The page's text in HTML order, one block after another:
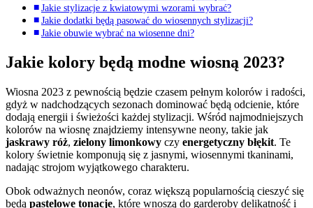
Jakie stylizacje z kwiatowymi wzorami wybrać?
Jakie dodatki będą pasować do wiosennych stylizacji?
Jakie obuwie wybrać na wiosenne dni?
Jakie kolory będą modne wiosną 2023?
Wiosna 2023 z pewnością będzie czasem pełnym kolorów i radości,
gdyż w nadchodzących sezonach dominować będą odcienie, które
dodają energii i świeżości każdej stylizacji. Wśród najmodniejszych
kolorów na wiosnę znajdziemy intensywne neony, takie jak
jaskrawy róż, zielony limonkowy czy energetyczny błękit. Te
kolory świetnie komponują się z jasnymi, wiosennymi tkaninami,
nadając strojom wyjątkowego charakteru.
Obok odważnych neonów, coraz większą popularnością cieszyć się
będą pastelowe tonacje, które wnoszą do garderoby delikatność i